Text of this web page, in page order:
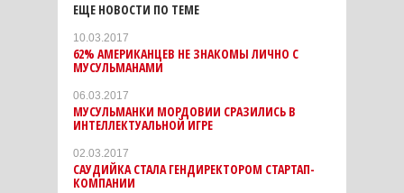
ЕЩЕ НОВОСТИ ПО ТЕМЕ
10.03.2017
62% АМЕРИКАНЦЕВ НЕ ЗНАКОМЫ ЛИЧНО С
МУСУЛЬМАНАМИ
06.03.2017
МУСУЛЬМАНКИ МОРДОВИИ СРАЗИЛИСЬ В
ИНТЕЛЛЕКТУАЛЬНОЙ ИГРЕ
02.03.2017
САУДИЙКА СТАЛА ГЕНДИРЕКТОРОМ СТАРТАП-
КОМПАНИИ